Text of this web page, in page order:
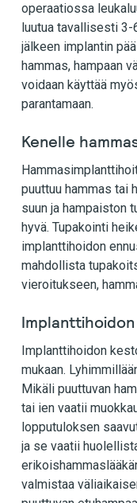
operaatiossa
luutua tavallisesti 3-
jälkeen implantin
hammas, hampaan
voidaan käyttää
parantamaan.
Kenelle
puuttuu hammas tai
suun ja hampaiston
hyvä. Tupakointi
implanttihoidon
mahdollista
vieroitukseen,
Implanttihoidon
mukaan.
Mikäli puuttuvan
tai ien vaatii
lopputuloksen
ja se vaatii
valmistaa